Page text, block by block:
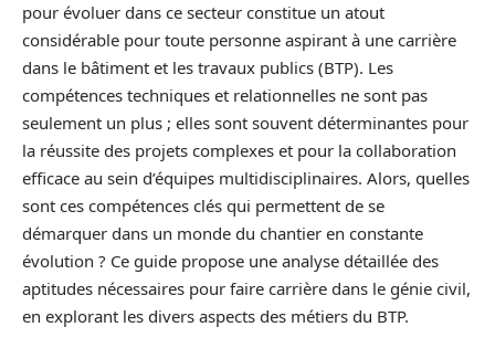
pour évoluer dans ce secteur constitue un atout
considérable pour toute personne aspirant à une carrière
dans le bâtiment et les travaux publics (BTP). Les
compétences techniques et relationnelles ne sont pas
seulement un plus ; elles sont souvent déterminantes pour
la réussite des projets complexes et pour la collaboration
efficace au sein d’équipes multidisciplinaires. Alors, quelles
sont ces compétences clés qui permettent de se
démarquer dans un monde du chantier en constante
évolution ? Ce guide propose une analyse détaillée des
aptitudes nécessaires pour faire carrière dans le génie civil,
en explorant les divers aspects des métiers du BTP.